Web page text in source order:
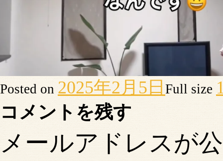
Posted on 2025年2月5日 Full size
コメントを残す
メールアドレスが